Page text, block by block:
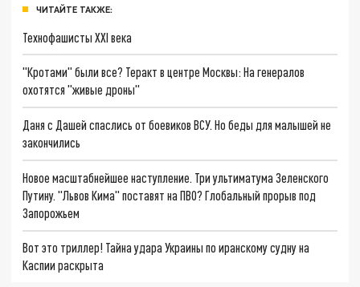
ЧИТАЙТЕ ТАКЖЕ:
Технофашисты XXI века
"Кротами" были все? Теракт в центре Москвы: На генералов
охотятся "живые дроны"
Даня с Дашей спаслись от боевиков ВСУ. Но беды для малышей не
закончились
Новое масштабнейшее наступление. Три ультиматума Зеленского
Путину. "Львов Кима" поставят на ПВО? Глобальный прорыв под
Запорожьем
Вот это триллер! Тайна удара Украины по иранскому судну на
Каспии раскрыта